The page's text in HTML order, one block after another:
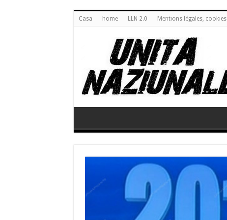
Casa home LLN 2.0 Mentions légales, cookies